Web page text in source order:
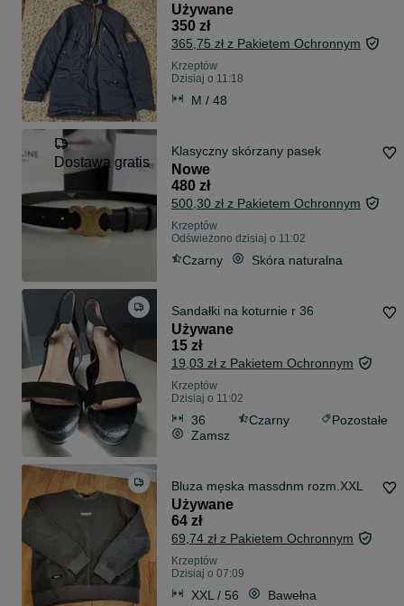
Używane
350 zł
365,75 zł z Pakietem Ochronnym
Krzeptów
Dzisiaj o 11:18
M / 48
Dostawa gratis
Klasyczny skórzany pasek
Nowe
480 zł
500,30 zł z Pakietem Ochronnym
Krzeptów
Odświeżono dzisiaj o 11:02
Czarny Skóra naturalna
Sandałki na koturnie r 36
Używane
15 zł
19,03 zł z Pakietem Ochronnym
Krzeptów
Dzisiaj o 11:02
36 Czarny
Pozostałe
Zamsz
Bluza męska massdnm rozm.XXL
Używane
64 zł
69,74 zł z Pakietem Ochronnym
Krzeptów
Dzisiaj o 07:09
XXL / 56 Bawełna